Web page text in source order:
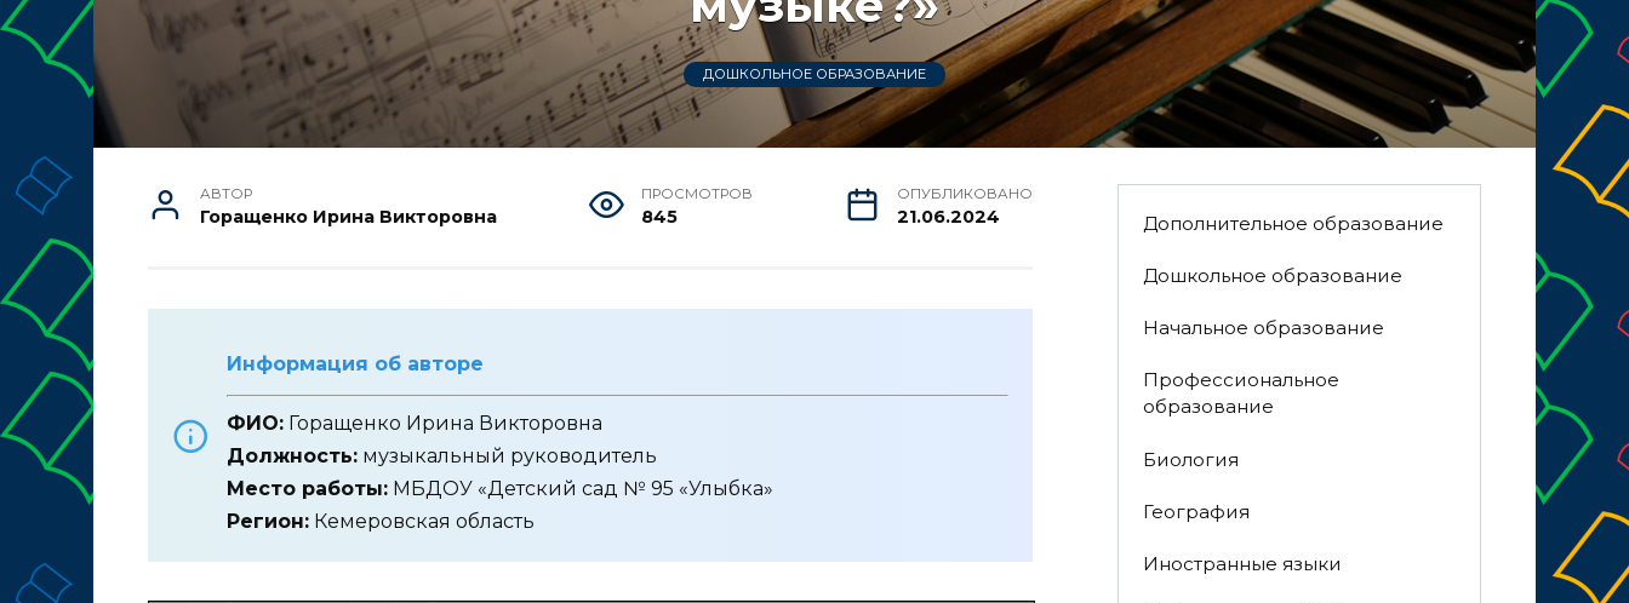
ДОШКОЛЬНОЕ ОБРАЗОВАНИЕ
АВТОР
Горащенко Ирина Викторовна
ПРОСМОТРОВ
845
ОПУБЛИКОВАНО
21.06.2024
Информация об авторе
ФИО: Горащенко Ирина Викторовна
Должность: музыкальный руководитель
Место работы: МБДОУ «Детский сад № 95 «Улыбка»
Регион: Кемеровская область
Дополнительное образование
Дошкольное образование
Начальное образование
Профессиональное
образование
Биология
География
Иностранные языки